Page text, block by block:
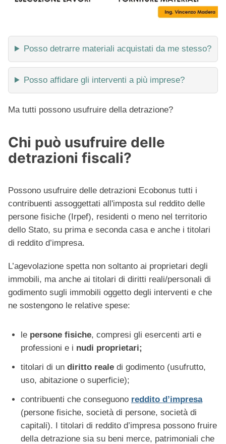
Posso detrarre materiali acquistati da me stesso?
Posso affidare gli interventi a più imprese?
Ma tutti possono usufruire della detrazione?
Chi può usufruire delle
detrazioni fiscali?
Possono usufruire delle detrazioni Ecobonus tutti i
contribuenti assoggettati all'imposta sul reddito delle
persone fisiche (Irpef), residenti o meno nel territorio
dello Stato, su prima e seconda casa e anche i titolari
di reddito d’impresa.
L’agevolazione spetta non soltanto ai proprietari degli
immobili, ma anche ai titolari di diritti reali/personali di
godimento sugli immobili oggetto degli interventi e che
ne sostengono le relative spese:
le persone fisiche, compresi gli esercenti arti e
professioni e i nudi proprietari;
titolari di un diritto reale di godimento (usufrutto,
uso, abitazione o superficie);
contribuenti che conseguono reddito d’impresa
(persone fisiche, società di persone, società di
capitali). I titolari di reddito d’impresa possono fruire
della detrazione sia su beni merce, patrimoniali che